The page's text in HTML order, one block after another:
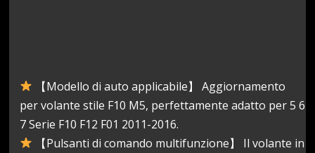
【Modello di auto applicabile】 Aggiornamento
per volante stile F10 M5, perfettamente adatto per 5 6
7 Serie F10 F12 F01 2011-2016.
【Pulsanti di comando multifunzione】 Il volante in